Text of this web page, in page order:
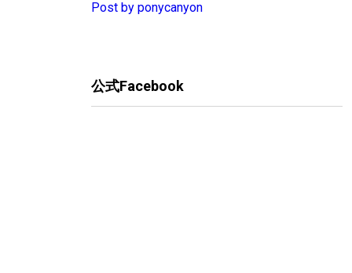
Post by ponycanyon
公式Facebook